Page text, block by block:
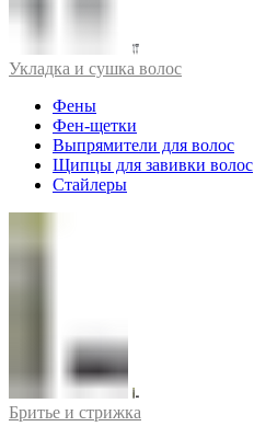
Укладка и сушка волос
Фены
Фен-щетки
Выпрямители для волос
Щипцы для завивки волос
Стайлеры
Бритье и стрижка